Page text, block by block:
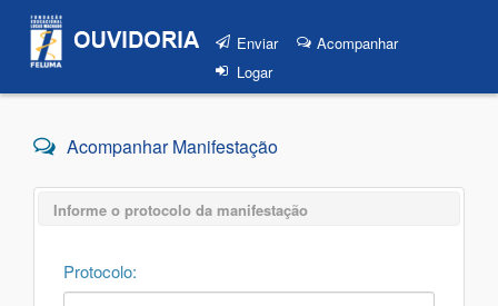
Enviar
Acompanhar
Logar
Acompanhar Manifestação
Informe o protocolo da manifestação
Protocolo: